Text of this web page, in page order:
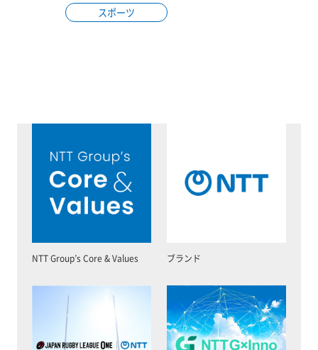
スポーツ
NTT Group’s Core & Values ブランド